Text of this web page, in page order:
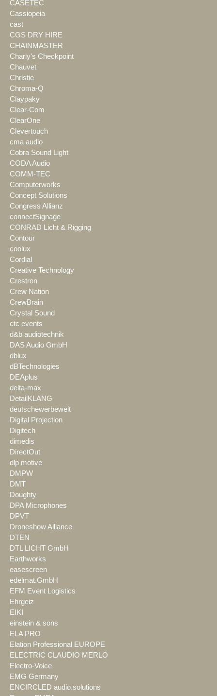
CASETEC
Cassiopeia
cast
CGS DRY HIRE
CHAINMASTER
Charly's Checkpoint
Chauvet
Christie
Chroma-Q
Claypaky
Clear-Com
ClearOne
Clevertouch
cma audio
Cobra Sound Light
CODA Audio
COMM-TEC
Computerworks
Concept Solutions
Congress Allianz
connectSignage
CONRAD Licht & Rigging
Contour
coolux
Cordial
Creative Technology
Crestron
Crew Nation
CrewBrain
Crystal Sound
ctc events
d&b audiotechnik
DAS Audio GmbH
dblux
dBTechnologies
DEAplus
delta-max
DetailKLANG
deutschewerbewelt
Digital Projection
Digitech
dimedis
DirectOut
dlp motive
DMPW
DMT
Doughty
DPA Microphones
DPVT
Droneshow Alliance
DTEN
DTL LICHT GmbH
Earthworks
easescreen
edelmat.GmbH
EFM Event Logistics
Ehrgeiz
EIKI
einstein & sons
ELA PRO
Elation Professional EUROPE
ELECTRIC CLAUDIO MERLO
Electro-Voice
EMG Germany
ENCIRCLED audio.solutions